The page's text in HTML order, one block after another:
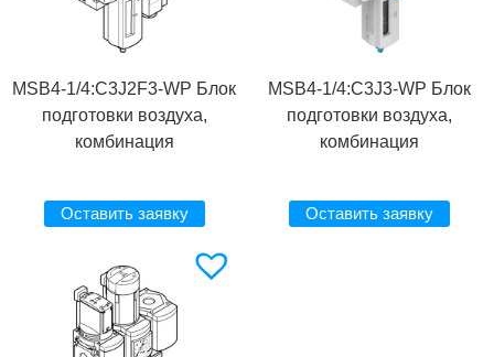
MSB4-1/4:C3J2F3-WP Блок
подготовки воздуха,
комбинация
Оставить заявку
MSB4-1/4:C3J3-WP Блок
подготовки воздуха,
комбинация
Оставить заявку